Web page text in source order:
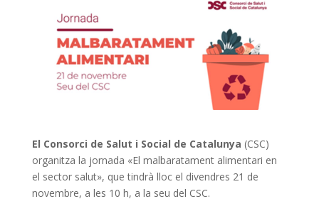
El Consorci de Salut i Social de Catalunya (CSC)
organitza la jornada «El malbaratament alimentari en
el sector salut», que tindrà lloc el divendres 21 de
novembre, a les 10 h, a la seu del CSC.